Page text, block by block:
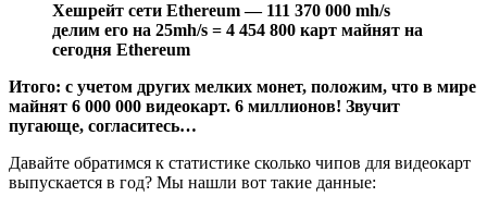
Хешрейт сети Ethereum — 111 370 000 mh/s
делим его на 25mh/s = 4 454 800 карт майнят на
сегодня Ethereum
Итого: с учетом других мелких монет, положим, что в мире
майнят 6 000 000 видеокарт. 6 миллионов! Звучит
пугающе, согласитесь…
Давайте обратимся к статистике сколько чипов для видеокарт
выпускается в год? Мы нашли вот такие данные: